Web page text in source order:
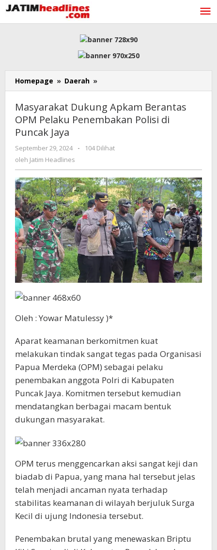
Lewati
ke
konten
Homepage » Daerah »
Dukung
Berantas
OPM
Polisi
Puncak
Jaya
Masyarakat Dukung Apkam Berantas
OPM Pelaku Penembakan Polisi di
Puncak Jaya
September 29, 2024
oleh
-
104 Dilihat
oleh Jatim Headlines
Oleh : Yowar Matulessy )*
Aparat keamanan berkomitmen kuat
melakukan tindak sangat tegas pada Organisasi
Papua Merdeka (OPM) sebagai pelaku
penembakan anggota Polri di Kabupaten
Puncak Jaya. Komitmen tersebut kemudian
mendatangkan berbagai macam bentuk
dukungan masyarakat.
OPM terus menggencarkan aksi sangat keji dan
biadab di Papua, yang mana hal tersebut jelas
telah menjadi ancaman nyata terhadap
stabilitas keamanan di wilayah berjuluk Surga
Kecil di ujung Indonesia tersebut.
Penembakan brutal yang menewaskan Briptu